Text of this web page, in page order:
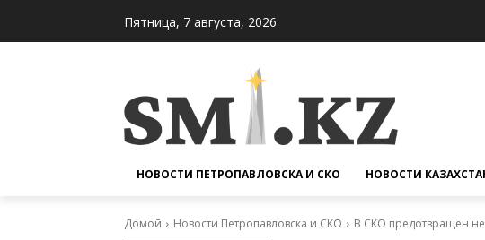
Пятница, 7 августа, 2026
НОВОСТИ ПЕТРОПАВЛОВСКА И СКО НОВОСТИ
Домой Новости Петропавловска и СКО В СКО предотвращен